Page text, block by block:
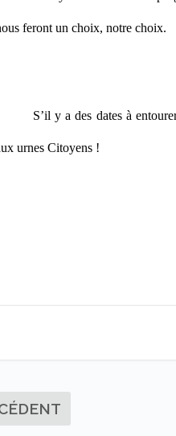
feront un choix, notre choix.
S’il y a des dates à
urnes Citoyens !